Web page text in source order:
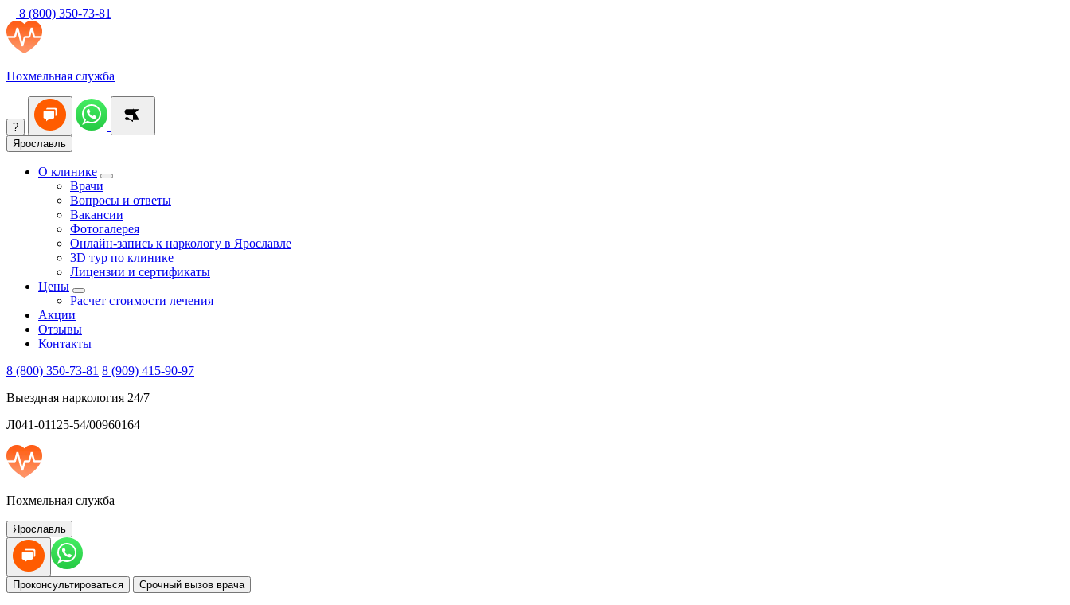
8 (800) 350-73-81
Похмельная служба
?
Ярославль
О клинике
Врачи
Вопросы и ответы
Вакансии
Фотогалерея
Онлайн-запись к наркологу в Ярославле
3D тур по клинике
Лицензии и сертификаты
Цены
Расчет стоимости лечения
Акции
Отзывы
Контакты
8 (800) 350-73-81 8 (909) 415-90-97
Выездная наркология 24/7
Л041-01125-54/00960164
Похмельная служба
Ярославль
Проконсультироваться Срочный вызов врача